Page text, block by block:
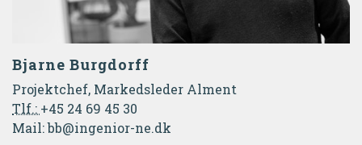
Bjarne Burgdorff
Projektchef, Markedsleder Alment
Tlf.: +45 24 69 45 30
Mail:bb@ingenior-ne.dk